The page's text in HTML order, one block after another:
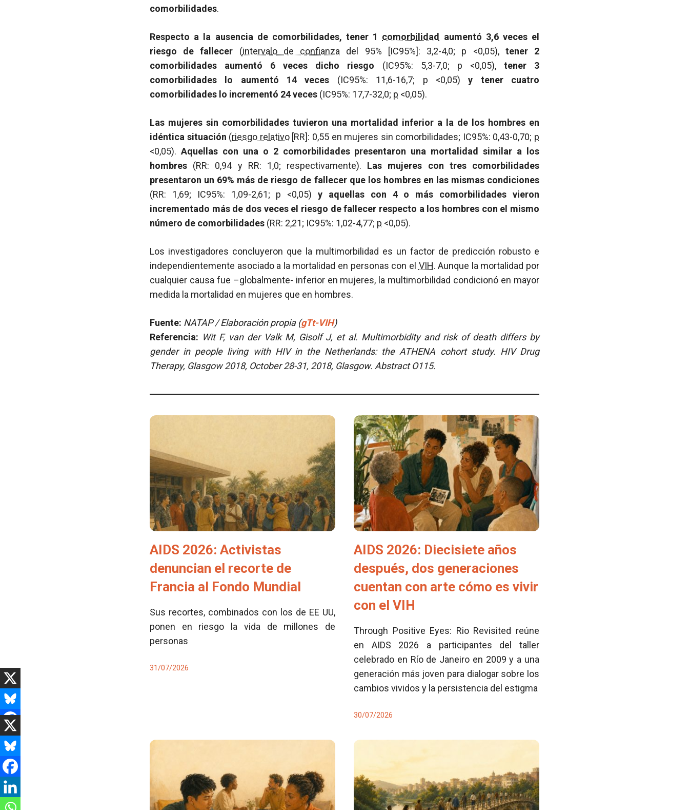
comorbilidades.
Respecto a la ausencia de comorbilidades, tener 1 comorbilidad
aumentó 3,6 veces el
riesgo de fallecer (intervalo de confianza del 95% [IC95%]: 3,2-4,0; p <0,05), tener 2
comorbilidades aumentó 6 veces dicho riesgo (IC95%: 5,3-7,0; p <0,05), tener 3
comorbilidades lo aumentó 14 veces (IC95%: 11,6-16,7; p <0,05)y tener cuatro
comorbilidades lo incrementó 24 veces (IC95%: 17,7-32,0; p <0,05).
Las mujeres sin comorbilidades tuvieron una mortalidad inferior a la de los hombres en
idéntica situación (riesgo relativo[RR]: 0,55 en mujeres sin comorbilidades; IC95%: 0,43-0,70; p
<0,05). Aquellas con una o 2 comorbilidades presentaron una mortalidad similar a los
hombres (RR: 0,94 y RR: 1,0; respectivamente). Las mujeres con tres comorbilidades
presentaron un 69% más de riesgo de fallecer que los hombres en las mismas condiciones
(RR: 1,69; IC95%: 1,09-2,61; p <0,05)y aquellas con 4 o más comorbilidades vieron
incrementado más de dos veces el riesgo de fallecer respecto a los hombres con el mismo
número de comorbilidades (RR: 2,21; IC95%: 1,02-4,77; p <0,05).
Los investigadores concluyeron que la multimorbilidad es un factor de predicción robusto e
independientemente asociado a la mortalidad en personas con el VIH. Aunque la mortalidad por
cualquier causa fue –globalmente- inferior en mujeres, la multimorbilidad condicionó en mayor
medida la mortalidad en mujeres que en hombres.
Fuente: NATAP / Elaboración propia (gTt-VIH)
Referencia: Wit F, van der Valk M, Gisolf J, et al. Multimorbidity and risk of death differs by
gender in people living with HIV in the Netherlands: the ATHENA cohort study. HIV Drug
Therapy, Glasgow 2018, October 28-31, 2018, Glasgow. Abstract O115.
AIDS 2026: Activistas
denuncian el recorte de
Francia al Fondo Mundial
Sus recortes, combinados con los de EE UU,
ponen en riesgo la vida de millones de
personas
31/07/2026
AIDS 2026: Diecisiete años
después, dos generaciones
cuentan con arte cómo es vivir
con el VIH
Through Positive Eyes: Rio Revisited reúne
en AIDS 2026 a participantes del taller
celebrado en Río de Janeiro en 2009 y a una
generación más joven para dialogar sobre los
cambios vividos y la persistencia del estigma
30/07/2026